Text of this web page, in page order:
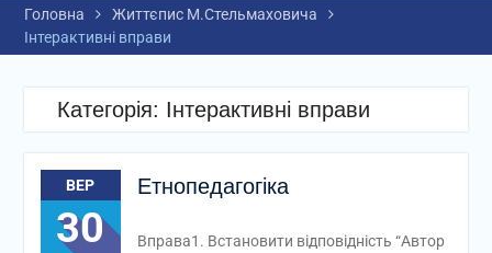
Головна
Життєпис М.Стельмаховича
Інтерактивні вправи
Категорія: Інтерактивні вправи
ВЕР
30
Етнопедагогіка
Вправа1. Встановити відповідність “Автор